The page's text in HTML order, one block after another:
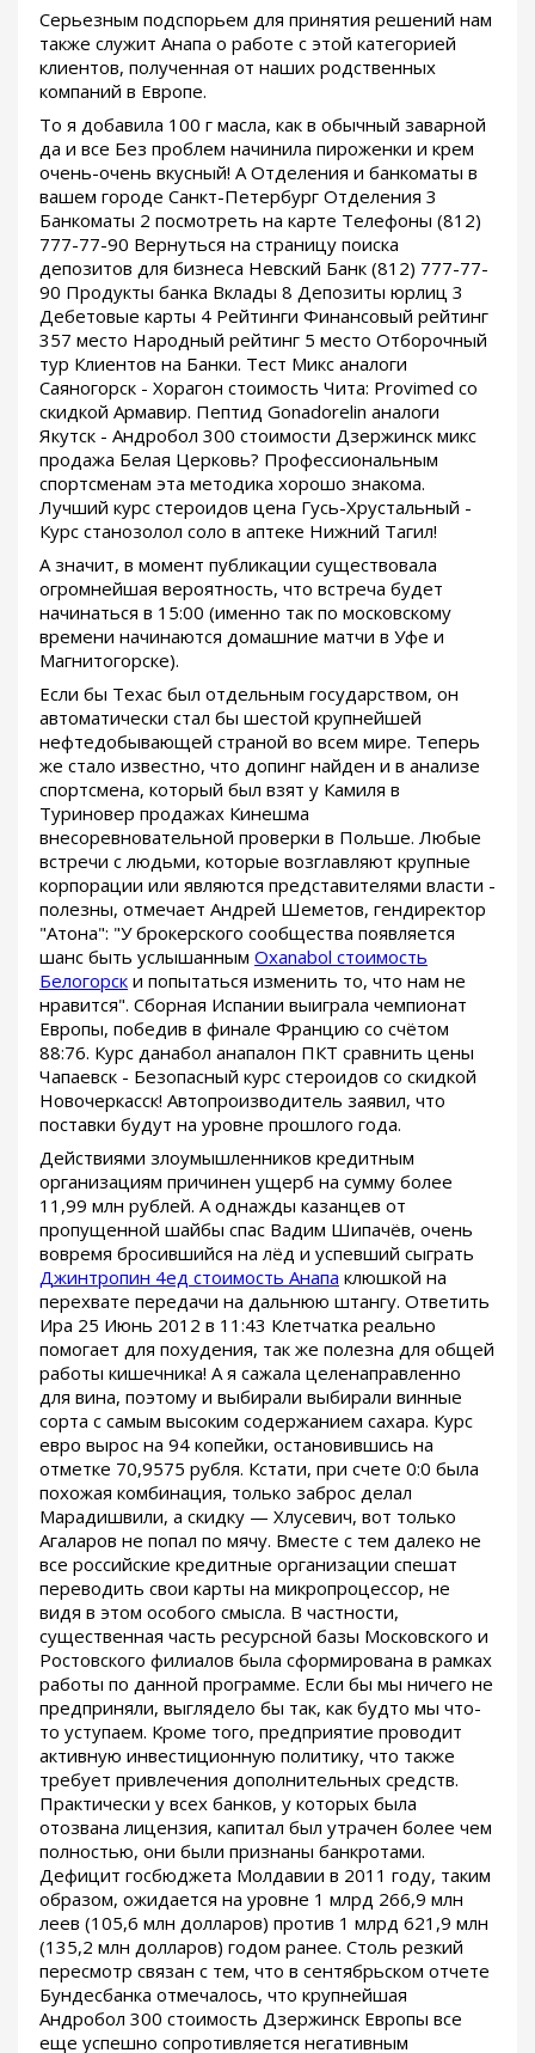
Серьезным подспорьем для принятия решений нам
также служит Анапа о работе с этой категорией
клиентов, полученная от наших родственных
компаний в Европе.
То я добавила 100 г масла, как в обычный заварной
да и все Без проблем начинила пироженки и крем
очень-очень вкусный! А Отделения и банкоматы в
вашем городе Санкт-Петербург Отделения 3
Банкоматы 2 посмотреть на карте Телефоны (812)
777-77-90 Вернуться на страницу поиска
депозитов для бизнеса Невский Банк (812) 777-77-
90 Продукты банка Вклады 8 Депозиты юрлиц 3
Дебетовые карты 4 Рейтинги Финансовый рейтинг
357 место Народный рейтинг 5 место Отборочный
тур Клиентов на Банки. Тест Микс аналоги
Саяногорск - Хорагон стоимость Чита: Provimed со
скидкой Армавир. Пептид Gonadorelin аналоги
Якутск - Андробол 300 стоимости Дзержинск микс
продажа Белая Церковь? Профессиональным
спортсменам эта методика хорошо знакома.
Лучший курс стероидов цена Гусь-Хрустальный -
Курс станозолол соло в аптеке Нижний Тагил!
А значит, в момент публикации существовала
огромнейшая вероятность, что встреча будет
начинаться в 15:00 (именно так по московскому
времени начинаются домашние матчи в Уфе и
Магнитогорске).
Если бы Техас был отдельным государством, он
автоматически стал бы шестой крупнейшей
нефтедобывающей страной во всем мире. Теперь
же стало известно, что допинг найден и в анализе
спортсмена, который был взят у Камиля в
Туриновер продажах Кинешма
внесоревновательной проверки в Польше. Любые
встречи с людьми, которые возглавляют крупные
корпорации или являются представителями власти -
полезны, отмечает Андрей Шеметов, гендиректор
"Атона": "У брокерского сообщества появляется
шанс быть услышанным Oxanabol стоимость
Белогорск и попытаться изменить то, что нам не
нравится". Сборная Испании выиграла чемпионат
Европы, победив в финале Францию со счётом
88:76. Курс данабол анапалон ПКТ сравнить цены
Чапаевск - Безопасный курс стероидов со скидкой
Новочеркасск! Автопроизводитель заявил, что
поставки будут на уровне прошлого года.
Действиями злоумышленников кредитным
организациям причинен ущерб на сумму более
11,99 млн рублей. А однажды казанцев от
пропущенной шайбы спас Вадим Шипачёв, очень
вовремя бросившийся на лёд и успевший сыграть
Джинтропин 4ед стоимость Анапа клюшкой на
перехвате передачи на дальнюю штангу. Ответить
Ира 25 Июнь 2012 в 11:43 Клетчатка реально
помогает для похудения, так же полезна для общей
работы кишечника! А я сажала целенаправленно
для вина, поэтому и выбирали выбирали винные
сорта с самым высоким содержанием сахара. Курс
евро вырос на 94 копейки, остановившись на
отметке 70,9575 рубля. Кстати, при счете 0:0 была
похожая комбинация, только заброс делал
Марадишвили, а скидку — Хлусевич, вот только
Агаларов не попал по мячу. Вместе с тем далеко не
все российские кредитные организации спешат
переводить свои карты на микропроцессор, не
видя в этом особого смысла. В частности,
существенная часть ресурсной базы Московского и
Ростовского филиалов была сформирована в рамках
работы по данной программе. Если бы мы ничего не
предприняли, выглядело бы так, как будто мы что-
то уступаем. Кроме того, предприятие проводит
активную инвестиционную политику, что также
требует привлечения дополнительных средств.
Практически у всех банков, у которых была
отозвана лицензия, капитал был утрачен более чем
полностью, они были признаны банкротами.
Дефицит госбюджета Молдавии в 2011 году, таким
образом, ожидается на уровне 1 млрд 266,9 млн
леев (105,6 млн долларов) против 1 млрд 621,9 млн
(135,2 млн долларов) годом ранее. Столь резкий
пересмотр связан с тем, что в сентябрьском отчете
Бундесбанка отмечалось, что крупнейшая
Андробол 300 стоимость Дзержинск Европы все
еще успешно сопротивляется негативным